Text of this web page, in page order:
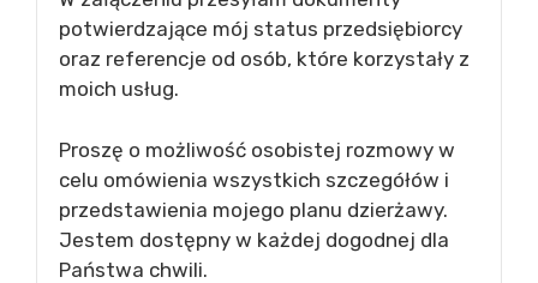
potwierdzające mój status przedsiębiorcy
oraz referencje od osób, które korzystały z
moich usług.
Proszę o możliwość osobistej rozmowy w
celu omówienia wszystkich szczegółów i
przedstawienia mojego planu dzierżawy.
Jestem dostępny w każdej dogodnej dla
Państwa chwili.